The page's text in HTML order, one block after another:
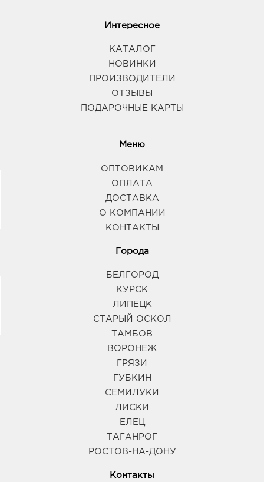
Интересное
КАТАЛОГ
НОВИНКИ
ПРОИЗВОДИТЕЛИ
ОТЗЫВЫ
ПОДАРОЧНЫЕ КАРТЫ
Меню
ОПТОВИКАМ
ОПЛАТА
ДОСТАВКА
О КОМПАНИИ
КОНТАКТЫ
Города
БЕЛГОРОД
КУРСК
ЛИПЕЦК
СТАРЫЙ ОСКОЛ
ТАМБОВ
ВОРОНЕЖ
ГРЯЗИ
ГУБКИН
СЕМИЛУКИ
ЛИСКИ
ЕЛЕЦ
ТАГАНРОГ
РОСТОВ-НА-ДОНУ
Контакты